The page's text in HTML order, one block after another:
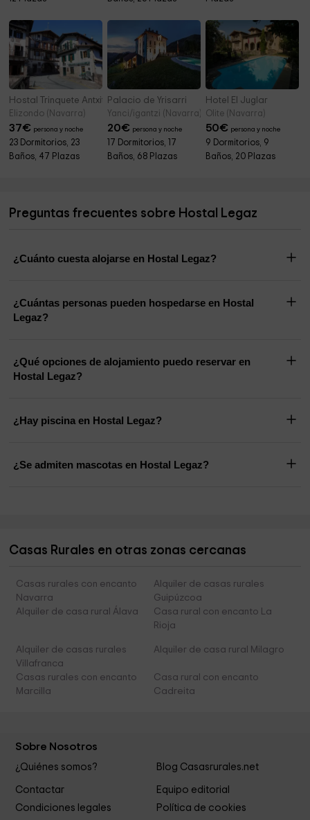
Hostal Trinquete Antxitonea
Elizondo (Navarra)
37€ persona y noche
23 Dormitorios, 23
Baños, 47 Plazas
Palacio de Yrisarri
Yanci/igantzi (Navarra)
20€ persona y noche
17 Dormitorios, 17
Baños, 68 Plazas
Hotel El Juglar
Olite (Navarra)
50€ persona y noche
9 Dormitorios, 9
Baños, 20 Plazas
Preguntas frecuentes sobre Hostal Legaz
¿Cuánto cuesta alojarse en Hostal Legaz?
¿Cuántas personas pueden hospedarse en Hostal
Legaz?
¿Qué opciones de alojamiento puedo reservar en
Hostal Legaz?
¿Hay piscina en Hostal Legaz?
¿Se admiten mascotas en Hostal Legaz?
Casas Rurales en otras zonas cercanas
Casas rurales con encanto
Navarra
Alquiler de casas rurales
Guipúzcoa
Alquiler de casa rural Álava
Casa rural con encanto La
Rioja
Alquiler de casas rurales
Villafranca
Alquiler de casa rural Milagro
Casas rurales con encanto
Marcilla
Casa rural con encanto
Cadreita
Sobre Nosotros
¿Quiénes somos? Blog Casasrurales.net
Contactar
Equipo editorial
Condiciones legales
Política de cookies